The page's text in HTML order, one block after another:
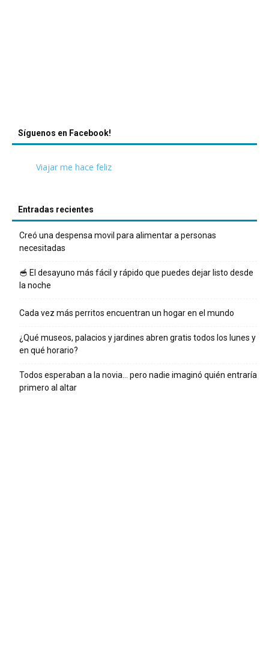
Síguenos en Facebook!
Viajar me hace feliz
Entradas recientes
Creó una despensa movil para alimentar a personas
necesitadas
🥣 El desayuno más fácil y rápido que puedes dejar listo desde
la noche
Cada vez más perritos encuentran un hogar en el mundo
¿Qué museos, palacios y jardines abren gratis todos los lunes y
en qué horario?
Todos esperaban a la novia… pero nadie imaginó quién entraría
primero al altar